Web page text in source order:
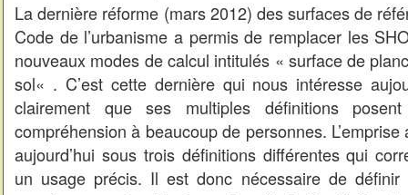
La dernière réforme (mars 2012) des surfaces de
Code de l’urbanisme a permis de remplacer les
nouveaux modes de calcul intitulés « surface de
sol« . C’est cette dernière qui nous intéresse
clairement que ses multiples définitions
compréhension à beaucoup de personnes.
aujourd’hui sous trois définitions différentes qui
un usage précis. Il est donc nécessaire de définir